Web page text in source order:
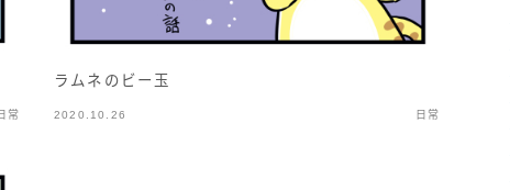
常
ラムネのビー玉
2020.10.26 日常